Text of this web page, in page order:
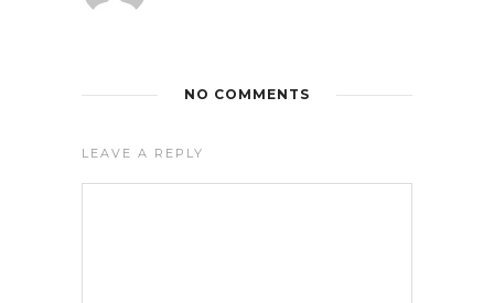
NO COMMENTS
LEAVE A REPLY